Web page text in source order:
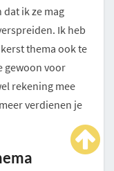
ik ze mag
Ik heb
thema ook te
gewoon voor
rekening mee
verdienen je